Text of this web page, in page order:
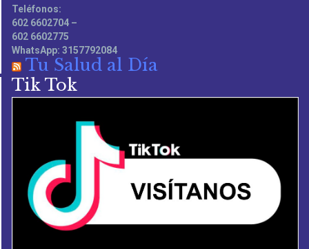
Teléfonos:
602 6602704 –
602 6602775
WhatsApp: 3157792084
Tu Salud al Día
Tik Tok